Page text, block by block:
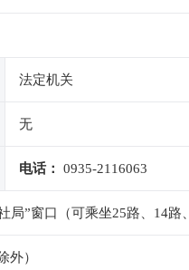
法定机关
无
电话： 0935-2116063
”窗口（可乘坐25路、14路
外）